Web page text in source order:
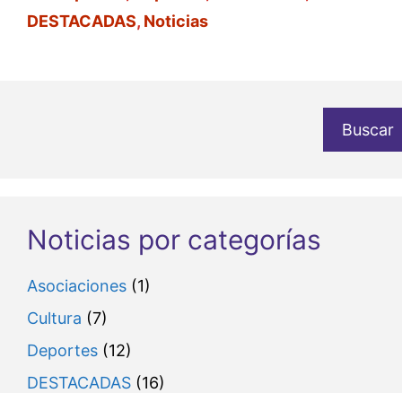
DESTACADAS, Noticias
Buscar
Noticias por categorías
Asociaciones (1)
Cultura (7)
Deportes (12)
DESTACADAS (16)